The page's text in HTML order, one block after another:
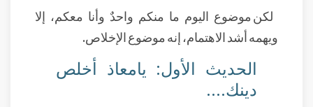
لكن موضوع اليوم ما منكم واحدٌ وأنا معكم، إلا
ويهمه أشد الاهتمام، إنه موضوع الإخلاص.
الحديث الأول: يامعاذ أخلص
دينك....